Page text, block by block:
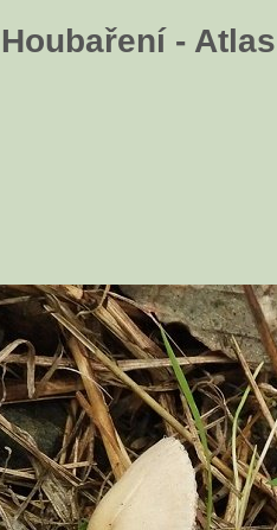
Houbaření -